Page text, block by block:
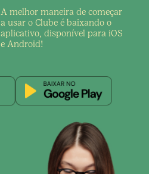
A melhor maneira de começar
a usar o Clube é baixando o
aplicativo, disponível para iOS
e Android!